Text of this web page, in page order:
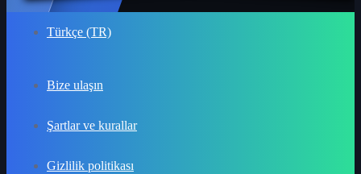
Türkçe (TR)
Bize ulaşın
Şartlar ve kurallar
Gizlilik politikası